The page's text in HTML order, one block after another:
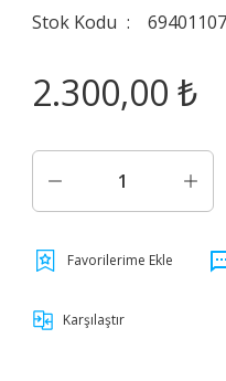
Stok Kodu
69401107
2.300,00 ₺
Karşılaştır